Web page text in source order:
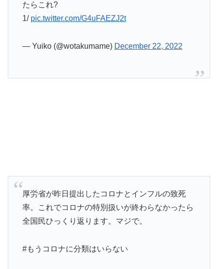
たらこれ?
1/ pic.twitter.com/G4uFAEZJ2t
— Yuiko (@wotakumame) December 22, 2022
厚労省が昨日提出したコロナとインフルの致死
率。これでコロナの特別扱いが終わらなかったら
全国民ひっくり返ります。マジで。
#もうコロナに分類はいらない